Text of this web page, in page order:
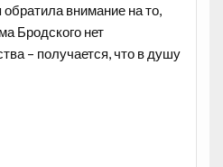
внимание на то,
Бродского нет
– получается, что в душу